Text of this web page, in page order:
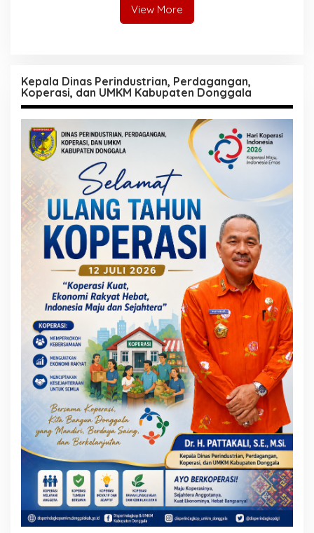
View More
Kepala Dinas Perindustrian, Perdagangan,
Koperasi, dan UMKM Kabupaten Donggala